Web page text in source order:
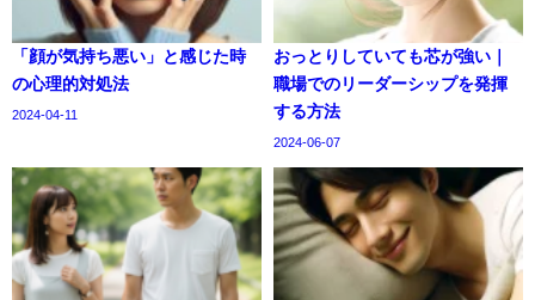
「顔が気持ち悪い」と感じた時
の心理的対処法
2024-04-11
おっとりしていても芯が強い｜
職場でのリーダーシップを発揮
する方法
2024-06-07